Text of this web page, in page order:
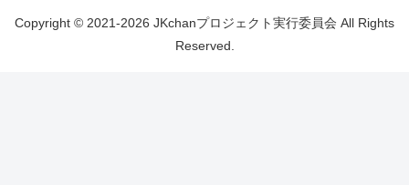
Copyright © 2021-2026 JKchanプロジェクト実行委員会 All Rights
Reserved.